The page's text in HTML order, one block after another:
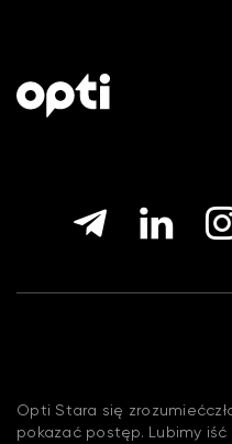
Opti Stara się
pokazać postęp. Lubimy